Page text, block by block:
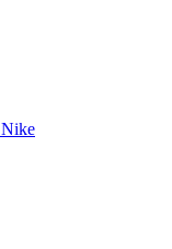
Nike